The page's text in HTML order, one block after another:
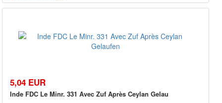
5,04 EUR
Inde FDC Le Minr. 331 Avec Zuf Après Ceylan Gelau